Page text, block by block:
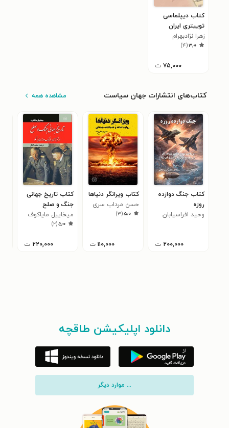
کتاب دیپلماسی
توییتری ایران
زهرا نژادبهرام
۳٫۰(۴)
۷۵,۰۰۰ ت
کتاب‌های انتشارات جهان سیاست مشاهده همه
کتاب جنگ دوازده
روزه
وحید افراسیابان
۲۰۰,۰۰۰ ت
کتاب ویرانگر دنیاها
حسن مرداب سری
برجعلی زاده
۵٫۰(۳)
۱۱۰,۰۰۰ ت
کتاب تاریخ جهانی
جنگ و صلح
میخاییل مایاکوف
۵٫۰(۲)
۲۲۰,۰۰۰ ت
دانلود اپلیکیشن طاقچه
... موارد دیگر